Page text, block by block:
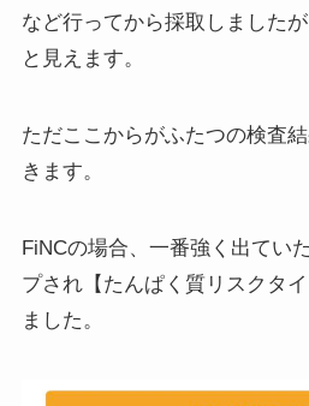
など行ってから採取しました
と見えます。
ただここからがふたつの検査
きます。
FiNCの場合、一番強く出てい
プされ【たんぱく質リスクタ
ました。